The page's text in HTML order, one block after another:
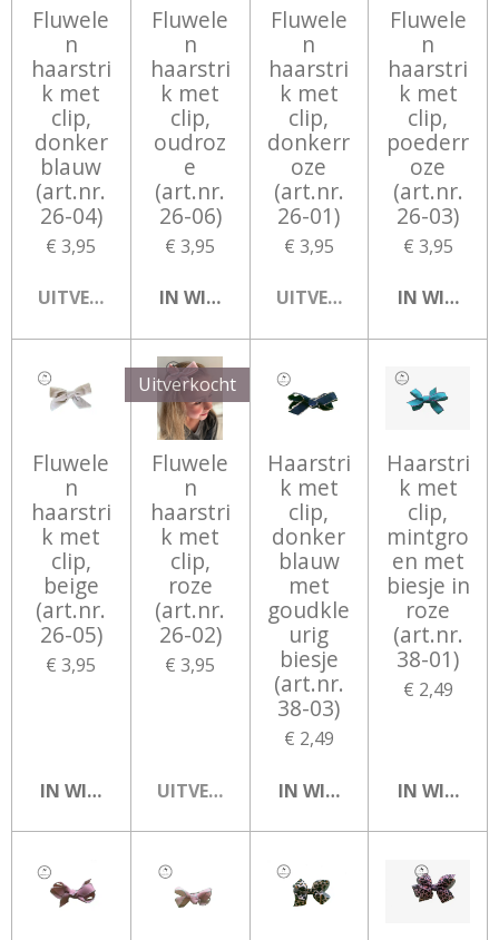
Fluwele
n
haarstri
k met
clip,
donker
blauw
(art.nr.
26-04)
€ 3,95
UITVERKOCHT
Fluwele
n
haarstri
k met
clip,
oudroz
e
(art.nr.
26-06)
€ 3,95
IN WINKELWAGEN
Fluwele
n
haarstri
k met
clip,
donkerr
oze
(art.nr.
26-01)
€ 3,95
UITVERKOCHT
Fluwele
n
haarstri
k met
clip,
poederr
oze
(art.nr.
26-03)
€ 3,95
IN
Fluwele
n
haarstri
k met
clip,
beige
(art.nr.
26-05)
€ 3,95
IN WINKELWAGEN
Uitverkocht
Fluwele
n
haarstri
k met
clip,
roze
(art.nr.
26-02)
€ 3,95
UITVERKOCHT
Haarstri
k met
clip,
donker
blauw
met
goudkle
urig
biesje
(art.nr.
38-03)
€ 2,49
IN WINKELWAGEN
Haarstri
k met
clip,
mintgro
en met
biesje in
roze
(art.nr.
38-01)
€ 2,49
IN